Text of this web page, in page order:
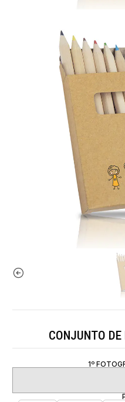
CONJUNTO DE
1º